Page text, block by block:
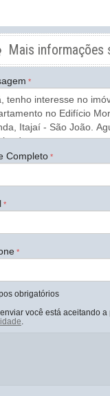
Mais informações
Completo
obrigatórios
você está aceitando a